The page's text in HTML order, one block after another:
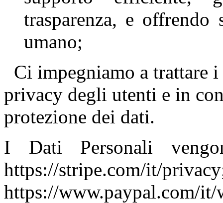
trasparenza, e offrendo
umano;
Ci impegniamo a trattare
privacy degli utenti e in
protezione dei dati.
I Dati Personali
https://stripe.com/it/
https://www.paypal.com/